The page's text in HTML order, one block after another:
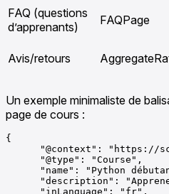
FAQ (questions
d’apprenants)
FAQPage
Avis/retours
Un exemple minimaliste de
page de cours :
{
"@context": "https://
      "@type": "Course",
"name": "Python
"description":
      "inLanguage": "fr",